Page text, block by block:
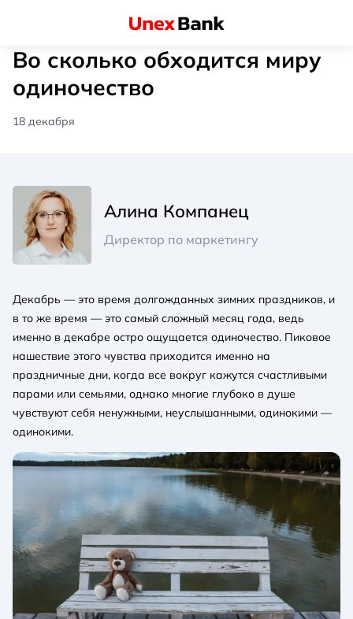
Во сколько обходится миру
одиночество
18 декабря
Алина Компанец
Директор по маркетингу
Декабрь — это время долгожданных зимних праздников, и
в то же время — это самый сложный месяц года, ведь
именно в декабре остро ощущается одиночество. Пиковое
нашествие этого чувства приходится именно на
праздничные дни, когда все вокруг кажутся счастливыми
парами или семьями, однако многие глубоко в душе
чувствуют себя ненужными, неуслышанными, одинокими —
одинокими.